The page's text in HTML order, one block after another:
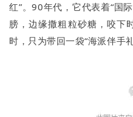
红”。90年代，它代表着“国
膀，边缘撒粗粒砂糖，咬下
时，只为带回一袋“海派伴手礼